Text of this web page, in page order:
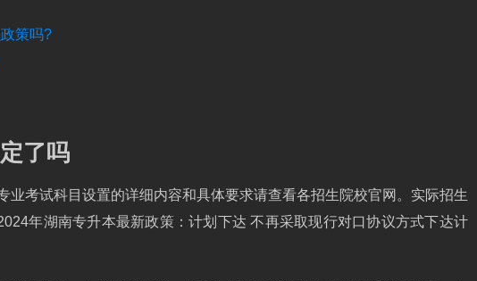
策吗?
了吗
业考试科目设置的详细内容和具体要求请查看各招生院校官网。实际招生
年湖南专升本最新政策：计划下达 不再采取现行对口协议方式下达计